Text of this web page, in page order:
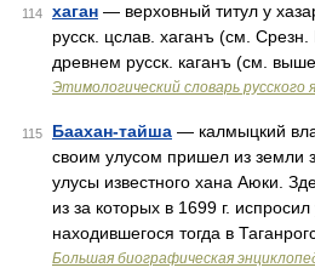
114 хаган — верховный титул у
русск. цслав. хаганъ (см.
древнем русск. каганъ (см.
Этимологический словарь
115 Баахан-тайша — калмыцкий
своим улусом пришел из земли
улусы известного хана Аюки.
из за которых в 1699 г. испросил
находившегося тогда в
Большая биографическая